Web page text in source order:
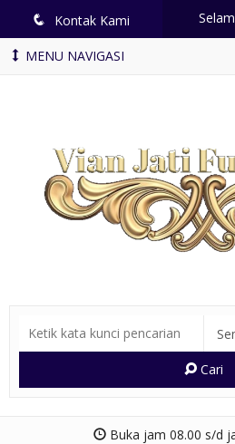
q Kontak Kami
MENU NAVIGASI
Cari
Buka jam 08.00 s/d